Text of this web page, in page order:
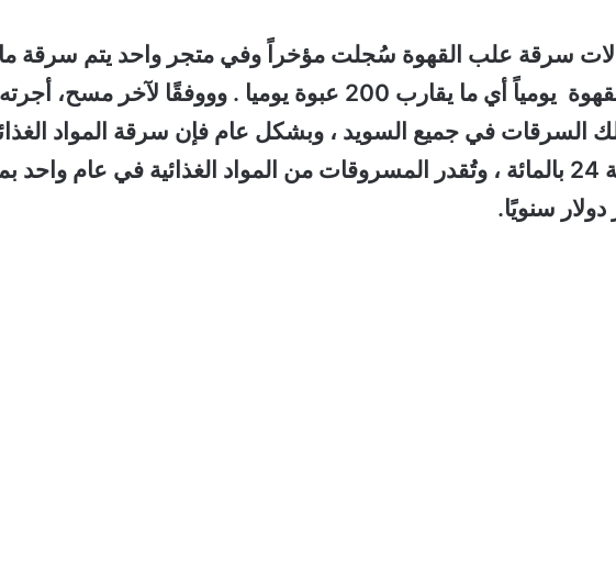
سرقة علب القهوة سُجلت مؤخراً وفي متجر واحد يتم سرقة ما
ما يقارب 6 حالات سرقة لعبوات القهوة يومياً أي ما يقارب 200 عبوة يوميا . وووفقًا لآخر مسح، أجرته
السرقات في جميع السويد ، وبشكل عام فإن سرقة المواد
من المتاجر السويدية ارتفعت بنسبة 24 بالمائة ، وتُقدر المسروقات من المواد الغذائية في عام واحد